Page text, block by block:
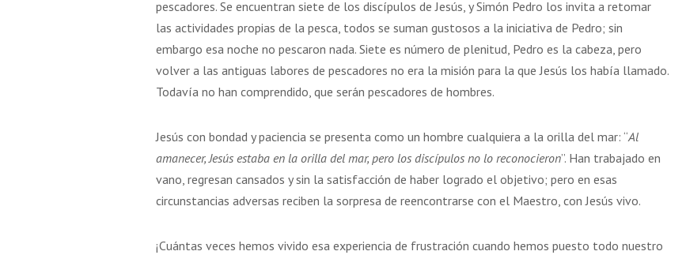
pescadores. Se encuentran siete de los discípulos de Jesús, y Simón Pedro los invita a retomar
las actividades propias de la pesca, todos se suman gustosos a la iniciativa de Pedro; sin
embargo esa noche no pescaron nada. Siete es número de plenitud, Pedro es la cabeza, pero
volver a las antiguas labores de pescadores no era la misión para la que Jesús los había llamado.
Todavía no han comprendido, que serán pescadores de hombres.
Jesús con bondad y paciencia se presenta como un hombre cualquiera a la orilla del mar: “Al
amanecer, Jesús estaba en la orilla del mar, pero los discípulos no lo reconocieron”. Han trabajado en
vano, regresan cansados y sin la satisfacción de haber logrado el objetivo; pero en esas
circunstancias adversas reciben la sorpresa de reencontrarse con el Maestro, con Jesús vivo.
¡Cuántas veces hemos vivido esa experiencia de frustración cuando hemos puesto todo nuestro
16 AGOSTO 2026
SAN ROQUE
VER DETALLE
17 AGOSTO 2026
B. BARTOLOMÉ DÍAS LAUREL
VER DETALLE
18 AGOSTO 2026
SANTA ELENA DE
CONSTANTINOPLA
VER DETALLE